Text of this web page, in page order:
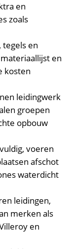
en
zoals
tegels en
en
kosten
leidingwerk
groepen
opbouw
voeren
afschot
waterdicht
leidingen,
merken als
en